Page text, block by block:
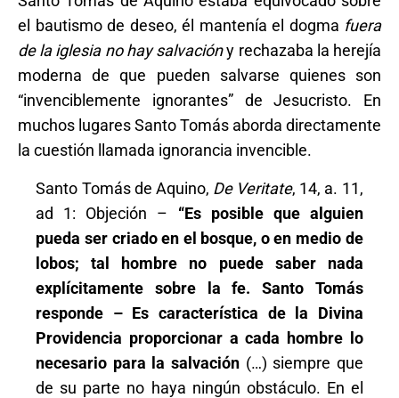
el bautismo de deseo, él mantenía el dogma fuera
de la iglesia no hay salvacióny rechazaba la herejía
moderna de que pueden salvarse quienes son
“invenciblemente ignorantes” de Jesucristo. En
muchos lugares Santo Tomás aborda directamente
la cuestión llamada ignorancia invencible.
Santo Tomás de Aquino, De Veritate, 14, a. 11,
ad 1: Objeción – “Es posible que alguien
pueda ser criado en el bosque, o en medio de
lobos; tal hombre no puede saber nada
explícitamente sobre la fe. Santo Tomás
responde – Es característica de la Divina
Providencia proporcionar a cada hombre lo
necesario para la salvación (…) siempre que
de su parte no haya ningún obstáculo. En el